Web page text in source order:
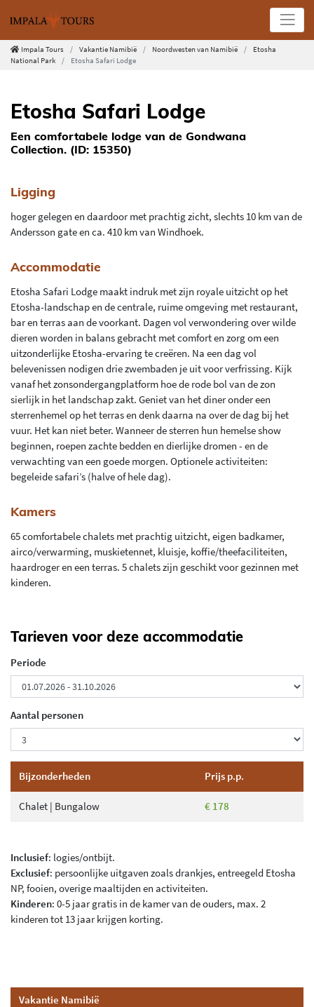
Impala Tours Vakantie Namibië Noordwesten van Namibië
Etosha
National Park
Etosha Safari Lodge
Vakantie Namibië
Etosha Safari Lodge
Een comfortabele lodge van de Gondwana
Collection. (ID: 15350)
Ligging
hoger gelegen en daardoor met prachtig zicht, slechts 10 km van de
Andersson gate en ca. 410 km van Windhoek.
Accommodatie
Etosha Safari Lodge maakt indruk met zijn royale uitzicht op het
Etosha-landschap en de centrale, ruime omgeving met restaurant,
bar en terras aan de voorkant. Dagen vol verwondering over wilde
dieren worden in balans gebracht met comfort en zorg om een
uitzonderlijke Etosha-ervaring te creëren. Na een dag vol
belevenissen nodigen drie zwembaden je uit voor verfrissing. Kijk
vanaf het zonsondergangplatform hoe de rode bol van de zon
sierlijk in het landschap zakt. Geniet van het diner onder een
sterrenhemel op het terras en denk daarna na over de dag bij het
vuur. Het kan niet beter. Wanneer de sterren hun hemelse show
beginnen, roepen zachte bedden en dierlijke dromen - en de
verwachting van een goede morgen. Optionele activiteiten:
begeleide safari’s (halve of hele dag).
Kamers
65 comfortabele chalets met prachtig uitzicht, eigen badkamer,
airco/verwarming, muskietennet, kluisje, koffie/theefaciliteiten,
haardroger en een terras. 5 chalets zijn geschikt voor gezinnen met
kinderen.
Tarieven voor deze accommodatie
Periode
Aantal personen
Bijzonderheden Prijs p.p.
Chalet | Bungalow € 178
Inclusief: logies/ontbijt.
Exclusief: persoonlijke uitgaven zoals drankjes, entreegeld Etosha
NP, fooien, overige maaltijden en activiteiten.
Kinderen: 0-5 jaar gratis in de kamer van de ouders, max. 2
kinderen tot 13 jaar krijgen korting.